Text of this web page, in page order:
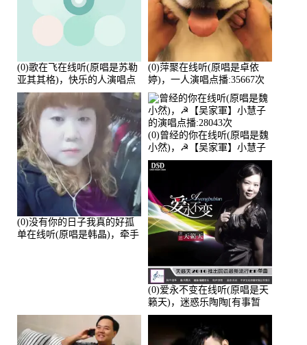
(0)歌在飞在线听(原唱是苏勒
亚其其格)，快乐的人演唱点
播:36次
(0)萍聚在线听(原唱是卓依
婷)，一人演唱点播:35667次
(0)没有你的日子我真的好孤
单在线听(原唱是韩晶)，牵手
(0)曾经的你在线听(原唱是魏
小然)，☭【吴家軍】小慧子
的演唱点播:28043次
(0)爱永不变在线听(原唱是天
籁天)，迷惑乐陶陶[有事暂
离]演唱点播:27678次